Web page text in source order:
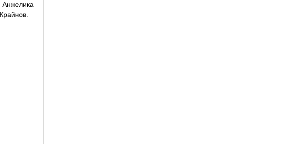
Анжелика